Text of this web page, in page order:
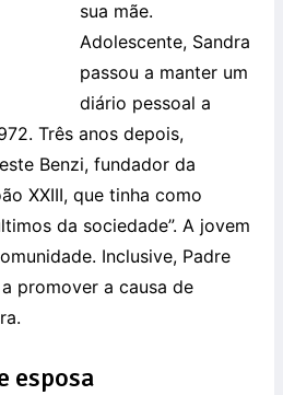
sua mãe.
Adolescente, Sandra
passou a manter um
diário pessoal a
Três anos depois,
Benzi, fundador da
XXIII, que tinha como
da sociedade”. A jovem
Inclusive, Padre
promover a causa de
esposa